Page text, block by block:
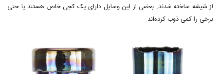
از شیشه ساخته شدند. بعضی از این وسایل دارای یک کجی خاص هستند یا حتی
برخی را کمی ذوب کرده‌اند.